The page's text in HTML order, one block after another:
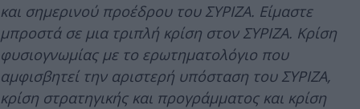
και σημερινού προέδρου του ΣΥΡΙΖΑ. Είμαστε
μπροστά σε μια τριπλή κρίση στον ΣΥΡΙΖΑ. Κρίση
φυσιογνωμίας με το ερωτηματολόγιο που
αμφισβητεί την αριστερή υπόσταση του ΣΥΡΙΖΑ,
κρίση στρατηγικής και προγράμματος και κρίση